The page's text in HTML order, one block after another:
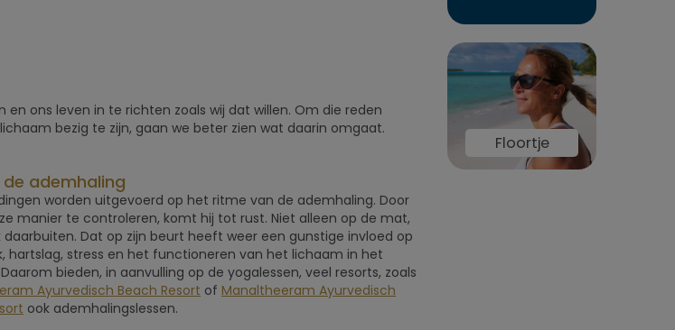
ons leven in te richten zoals wij dat willen. Om die reden
bezig te zijn, gaan we beter zien wat daarin omgaat.
de ademhaling
worden uitgevoerd op het ritme van de ademhaling. Door
manier te controleren, komt hij tot rust. Niet alleen op de mat,
daarbuiten. Dat op zijn beurt heeft weer een gunstige invloed op
hartslag, stress en het functioneren van het lichaam in het
bieden, in aanvulling op de yogalessen, veel resorts, zoals
Ayurvedisch Beach Resort of Manaltheeram Ayurvedisch
ook ademhalingslessen.
Floortje